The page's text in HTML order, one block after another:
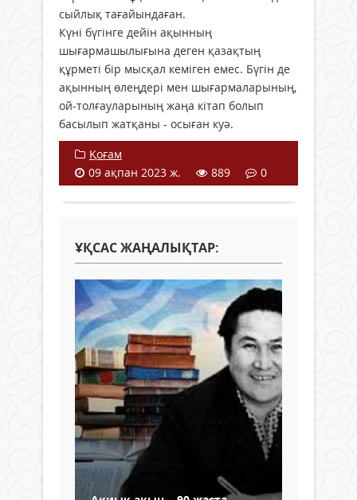
сыйлық тағайындаған.
Күні бүгінге дейін ақынның
шығармашылығына деген қазақтың
құрметі бір мысқал кеміген емес. Бүгін де
ақынның өлеңдері мен шығармаларының,
ой-толғауларының жаңа кітап болып
басылып жатқаны - осыған куә.
Қоғам
09 ақпан 2023 ж.
889 0
ҰҚСАС ЖАҢАЛЫҚТАР: